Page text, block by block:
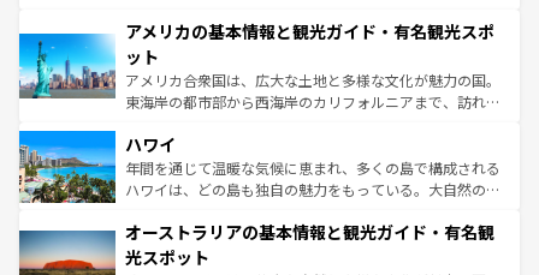
ンツ一覧を参照してほしい。
の建物がそのまま残る町や、スイスならではのユニークな
博物館もあり、アルプス観光だけでなく町歩きも満喫する
ことができる。国民の所得が高いため物価も高いが、旅行
者向けの交通パス提供のサービスもあり、うまく活用すれ
着のスイス情報は
アメリカの基本情報と観光ガイド・有名観光スポ
ット
アメリカ合衆国は、広大な土地と多様な文化が魅力の国。
東海岸の都市部から西海岸のカリフォルニアまで、訪れる
のような巨大都市は、観光、ショッピング、エンターテイ
ンメントが詰まった刺激的なスポットだ。一方、アメリカ
西部には大自然が広がり、グランドキャニオンやイエロー
部のニューオーリンズでは、音楽と美食が融合した独特の
文化が魅力。旅行者はアメリカの各地域で異なる魅力を楽
ハワイ
年間を通じて温暖な気候に恵まれ、多くの島で構成される
ハワイは、どの島も独自の魅力をもっている。大自然の神
ワイ島は見逃せない。また、定番の観光地といえばオアフ
島だが、静かな自然を求めるならマウイ島やカウアイ島が
オーストラリアの基本情報と観光ガイド・有名観
光スポット